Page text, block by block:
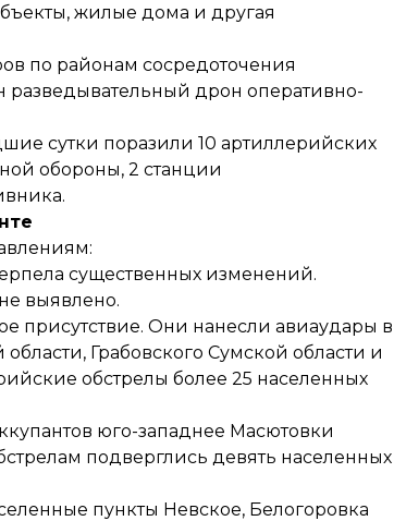
жилые дома и другая
по районам сосредоточения
разведывательный дрон оперативно-
сутки поразили 10 артиллерийских
обороны, 2 станции
существенных изменений.
выявлено.
присутствие. Они нанесли авиаудары в
Грабовского Сумской области и
обстрелы более 25 населенных
юго-западнее Масютовки
подверглись девять населенных
пункты Невское, Белогоровка